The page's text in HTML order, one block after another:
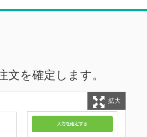
を確定します。